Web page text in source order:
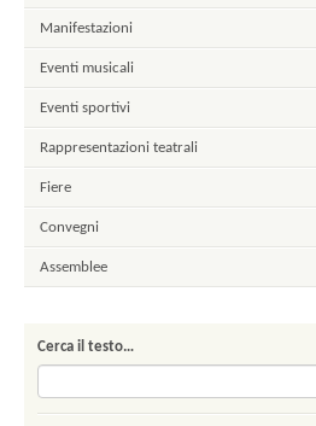
Eventi
Gallerie
Contatti
Pagine
Manifestazioni
Eventi musicali
Eventi sportivi
Rappresentazioni teatrali
Fiere
Convegni
Assemblee
Cerca il testo…